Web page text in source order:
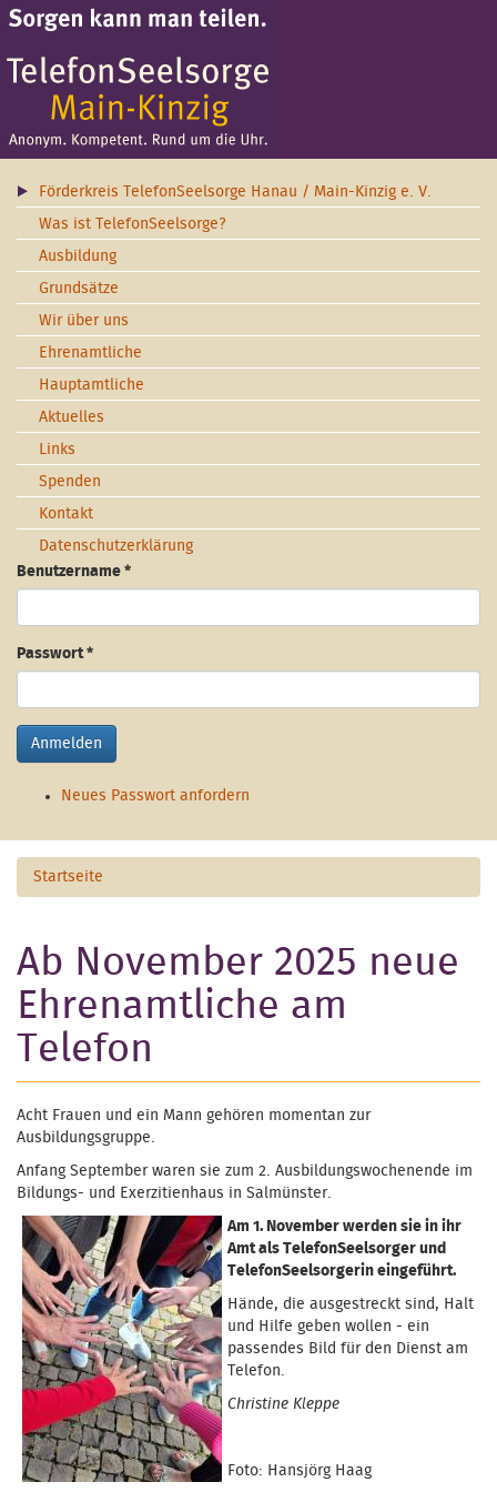
Förderkreis TelefonSeelsorge Hanau / Main-Kinzig e. V.
Was ist TelefonSeelsorge?
Ausbildung
Grundsätze
Wir über uns
Ehrenamtliche
Hauptamtliche
Aktuelles
Links
Spenden
Kontakt
Datenschutzerklärung
Benutzername *
Passwort*
Anmelden
Neues Passwort anfordern
Startseite
Ab November 2025 neue
Ehrenamtliche am
Telefon
Acht Frauen und ein Mann gehören momentan zur
Ausbildungsgruppe.
Anfang September waren sie zum 2. Ausbildungswochenende im
Bildungs- und Exerzitienhaus in Salmünster.
Am 1. November werden sie in ihr
Amt als TelefonSeelsorger und
TelefonSeelsorgerin eingeführt.
Hände, die ausgestreckt sind, Halt
und Hilfe geben wollen - ein
passendes Bild für den Dienst am
Telefon.
Christine Kleppe
Foto: Hansjörg Haag